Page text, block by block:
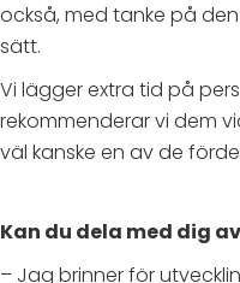
också, med tanke på
sätt.
Vi lägger extra tid på
rekommenderar vi dem
väl kanske en av de
Kan du dela med dig
– Jag brinner för